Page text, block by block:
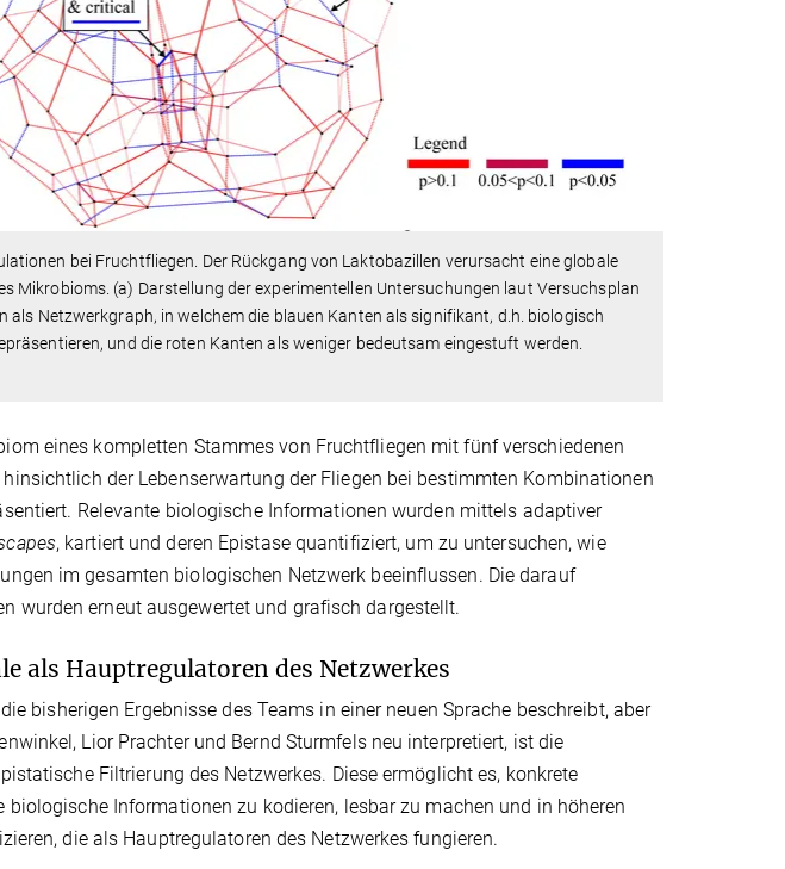
bei Fruchtfliegen. Der Rückgang von Laktobazillen verursacht eine globale
Mikrobioms. (a) Darstellung der experimentellen Untersuchungen laut Versuchsplan
als Netzwerkgraph, in welchem die blauen Kanten als signifikant, d.h. biologisch
und die roten Kanten als weniger bedeutsam eingestuft werden.
eines kompletten Stammes von Fruchtfliegen mit fünf verschiedenen
der Lebenserwartung der Fliegen bei bestimmten Kombinationen
Relevante biologische Informationen wurden mittels adaptiver
, kartiert und deren Epistase quantifiziert, um zu untersuchen, wie
im gesamten biologischen Netzwerk beeinflussen. Die darauf
wurden erneut ausgewertet und grafisch dargestellt.
als Hauptregulatoren des Netzwerkes
bisherigen Ergebnisse des Teams in einer neuen Sprache beschreibt, aber
Lior Prachter und Bernd Sturmfels neu interpretiert, ist die
Filtrierung des Netzwerkes. Diese ermöglicht es, konkrete
biologische Informationen zu kodieren, lesbar zu machen und in höheren
die als Hauptregulatoren des Netzwerkes fungieren.